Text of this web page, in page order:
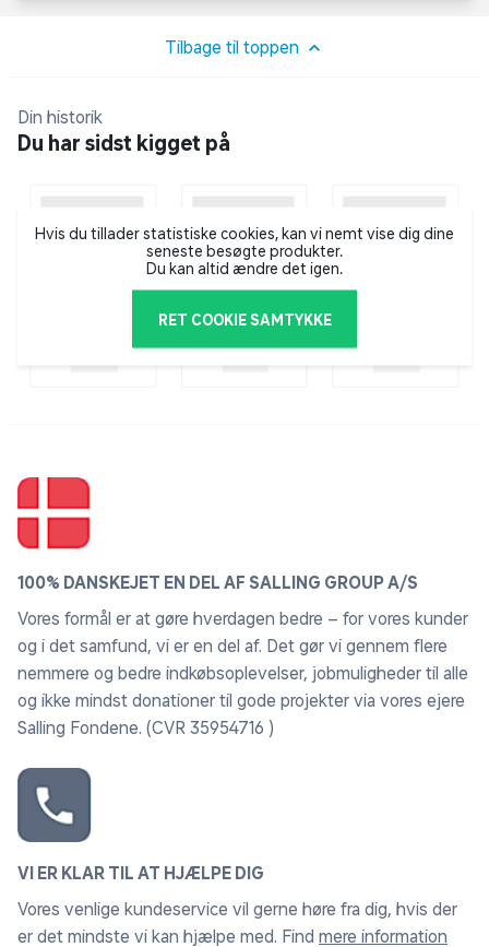
Tilbage til toppen
Din historik
Du har sidst kigget på
Hvis du tillader statistiske cookies, kan vi nemt vise dig dine
seneste besøgte produkter.
Du kan altid ændre det igen.
RET COOKIE SAMTYKKE
100% DANSKEJET EN DEL AF SALLING GROUP A/S
Vores formål er at gøre hverdagen bedre – for vores kunder
og i det samfund, vi er en del af. Det gør vi gennem flere
nemmere og bedre indkøbsoplevelser, jobmuligheder til alle
og ikke mindst donationer til gode projekter via vores ejere
Salling Fondene. (CVR 35954716 )
VI ER KLAR TIL AT HJÆLPE DIG
Vores venlige kundeservice vil gerne høre fra dig, hvis der
er det mindste vi kan hjælpe med. Find mere information